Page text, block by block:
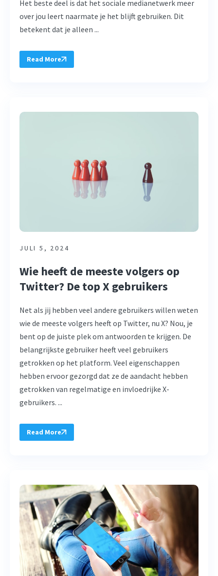
Het beste deel is dat het sociale medianetwerk meer
over jou leert naarmate je het blijft gebruiken. Dit
betekent dat je alleen ...
Read More
JULI 5, 2024
Wie heeft de meeste volgers op
Twitter? De top X gebruikers
Net als jij hebben veel andere gebruikers willen weten
wie de meeste volgers heeft op Twitter, nu X? Nou, je
bent op de juiste plek om antwoorden te krijgen. De
belangrijkste gebruiker heeft veel gebruikers
getrokken op het platform. Veel eigenschappen
hebben ervoor gezorgd dat ze de aandacht hebben
getrokken van regelmatige en invloedrijke X-
gebruikers. ...
Read More